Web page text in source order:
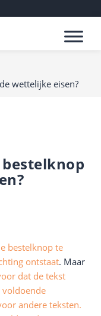
wettelijke eisen?
bestelknop te
ontstaat. Maar
dat de tekst
voldoende
andere teksten.